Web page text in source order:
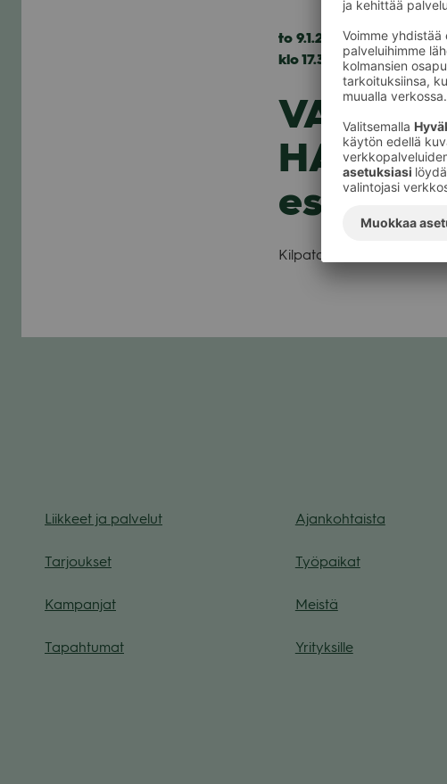
to 9.1.2020
klo 17.30 — 00.00
VALKEA
Kil­pa­tans­si­näy­tös
Liik­keet ja pal­ve­lut
Tar­jouk­set
Kam­pan­jat
Tapah­tu­mat
Ajan­koh­taista
Työ­pai­kat
Meistä
Yri­tyk­sille